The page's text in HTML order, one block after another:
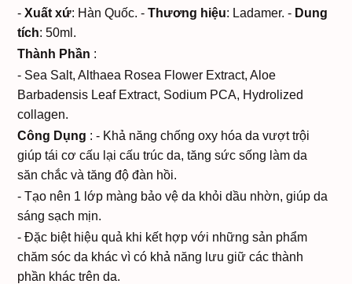
- Xuất xứ: Hàn Quốc. - Thương hiệu: Ladamer. - Dung
tích: 50ml.
Thành Phần :
- Sea Salt, Althaea Rosea Flower Extract, Aloe
Barbadensis Leaf Extract, Sodium PCA, Hydrolized
collagen.
Công Dụng : - Khả năng chống oxy hóa da vượt trội
giúp tái cơ cấu lại cấu trúc da, tăng sức sống làm da
săn chắc và tăng độ đàn hồi.
- Tạo nên 1 lớp màng bảo vệ da khỏi dầu nhờn, giúp da
sáng sạch mịn.
- Đặc biệt hiệu quả khi kết hợp với những sản phẩm
chăm sóc da khác vì có khả năng lưu giữ các thành
phần khác trên da.